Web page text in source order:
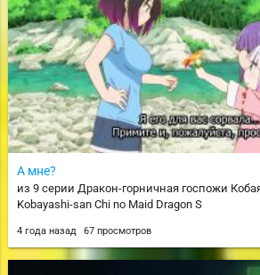
А мне?
из 9 серии Дракон-горничная госпожи
Kobayashi-san Chi no Maid Dragon S
4 года назад 67 просмотров